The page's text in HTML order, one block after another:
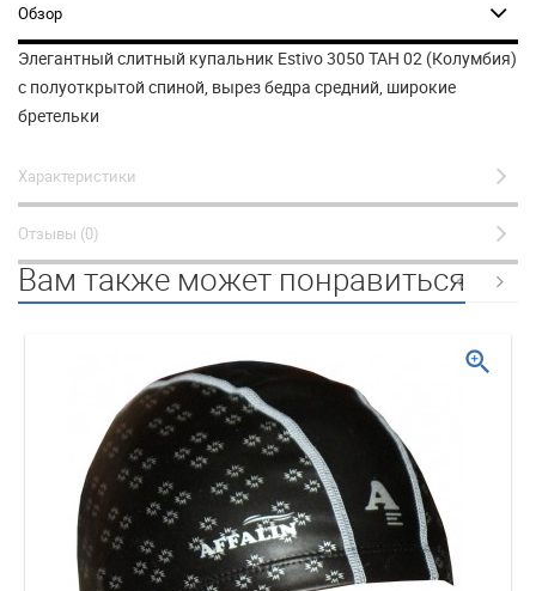
Обзор
Элегантный слитный купальник Estivo 3050 TAH 02 (Колумбия)
с полуоткрытой спиной, вырез бедра средний, широкие
бретельки
Характеристики
Отзывы (0)
Вам также может понравиться
zoom_in